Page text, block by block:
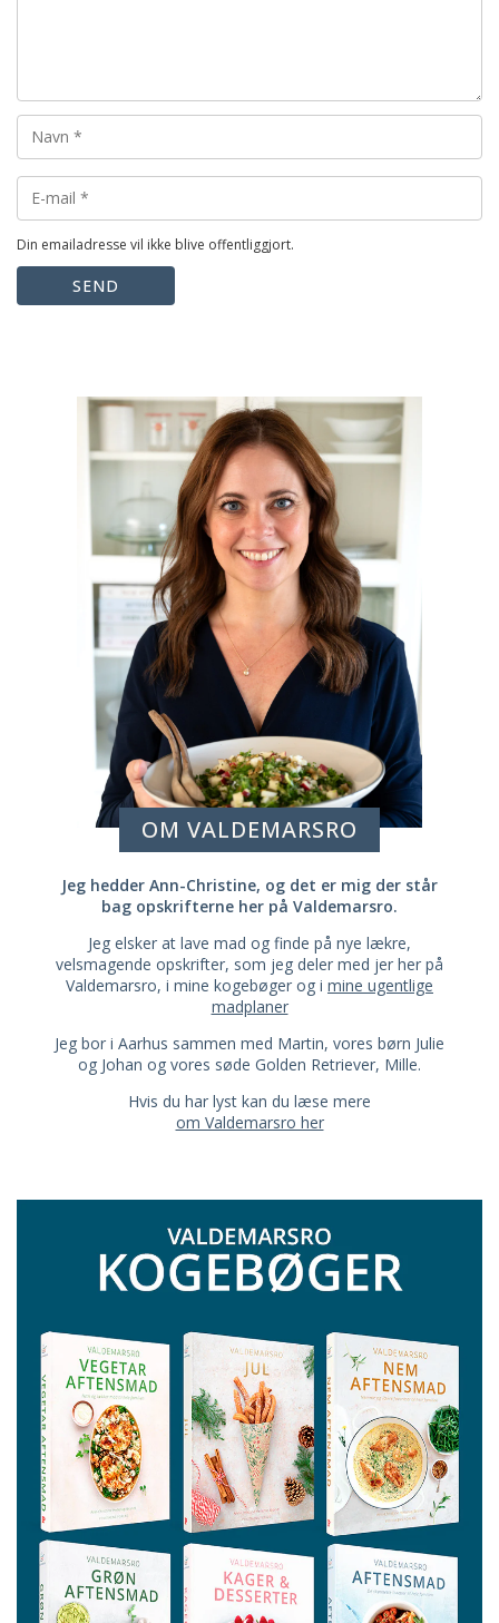
Din emailadresse vil ikke blive offentliggjort.
SEND
OM VALDEMARSRO
Jeg hedder Ann-Christine, og det er mig der står
bag opskrifterne her på Valdemarsro.
Jeg elsker at lave mad og finde på nye lækre,
velsmagende opskrifter, som jeg deler med jer her på
Valdemarsro, i mine kogebøger og i mine ugentlige
madplaner
Jeg bor i Aarhus sammen med Martin, vores børn Julie
og Johan og vores søde Golden Retriever, Mille.
Hvis du har lyst kan du læse mere
om Valdemarsro her